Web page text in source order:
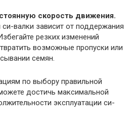
скорость движения.
валки зависит от поддержания
резких изменений
возможные пропуски или
семян.
по выбору правильной
достичь максимальной
эксплуатации си-